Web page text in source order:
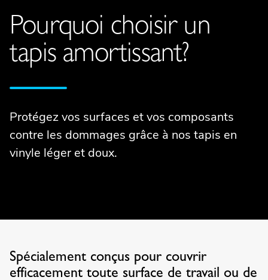
Pourquoi choisir un
tapis amortissant?
Protégez vos surfaces et vos composants
contre les dommages grâce à nos tapis en
vinyle léger et doux.
Spécialement conçus pour couvrir
efficacement toute surface de travail ou de